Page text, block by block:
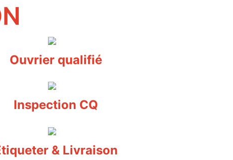
Ouvrier qualifié
Inspection CQ
& Livraison